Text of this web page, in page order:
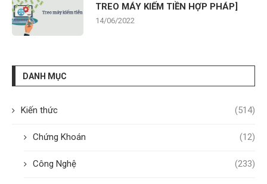
TREO MÁY KIẾM TIỀN HỢP PHÁP]
14/06/2022
DANH MỤC
Kiến thức (514)
Chứng Khoán (12)
Công Nghệ (233)